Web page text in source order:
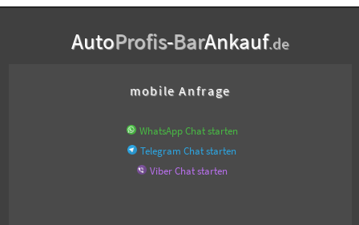
AutoProfis-BarAnkauf.de
mobile Anfrage
WhatsApp Chat starten
Telegram Chat starten
Viber Chat starten